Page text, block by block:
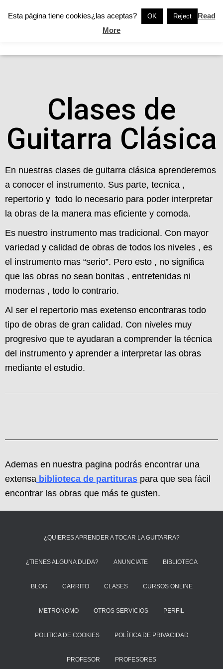
A
O
D
N
E
I
Clases de
Guitarra Clásica
En nuestras clases de guitarra clásica aprenderemos
a conocer el instrumento. Sus parte, tecnica ,
repertorio y todo lo necesario para poder interpretar
la obras de la manera mas eficiente y comoda.
Es nuestro instrumento mas tradicional. Con mayor
variedad y calidad de obras de todos los niveles , es
el instrumento mas “serio”. Pero esto , no significa
que las obras no sean bonitas , entretenidas ni
modernas , todo lo contrario.
Al ser el repertorio mas exetenso encontraras todo
tipo de obras de gran calidad. Con niveles muy
progresivo que te ayudaran a comprender la técnica
del instrumento y aprender a interpretar las obras
mediante el estudio.
Ademas en nuestra pagina podrás encontrar una
extensa biblioteca de partituras para que sea fácil
encontrar las obras que más te gusten.
¿QUIERES APRENDER A TOCAR LA GUITARRA?
¿TIENES ALGUNA DUDA? ANUNCIATE BIBLIOTECA
BLOG CARRITO CLASES CURSOS ONLINE
METRONOMO OTROS SERVICIOS PERFIL
POLITICA DE COOKIES POLÍTICA DE PRIVACIDAD
PROFESOR PROFESORES
Esta página tiene cookies¿las aceptas? OK Reject
Read
More